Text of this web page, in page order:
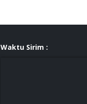
Waktu Sirim :